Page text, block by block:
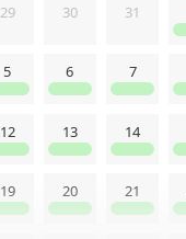
29 30 31
5 6 7
12 13 14
19 20 21